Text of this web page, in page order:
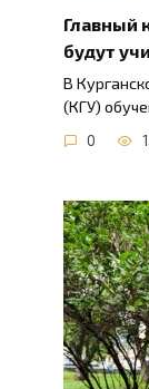
Главный
будут
В
(КГУ)
0